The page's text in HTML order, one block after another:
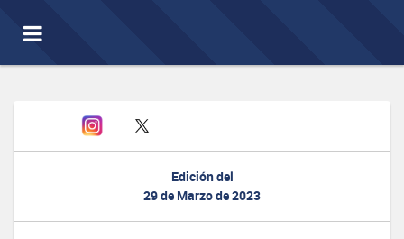
Toggle
navigation
Edición del
29 de Marzo de 2023